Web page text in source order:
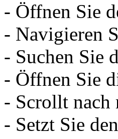
- Öffnen Sie
- Navigieren
- Suchen Sie
- Öffnen Sie
- Scrollt nach
- Setzt Sie